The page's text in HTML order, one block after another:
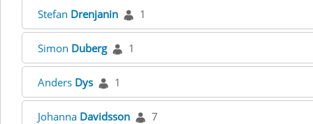
Stefan Drenjanin 1
Simon Duberg 1
Anders Dys 1
Johanna Davidsson 7